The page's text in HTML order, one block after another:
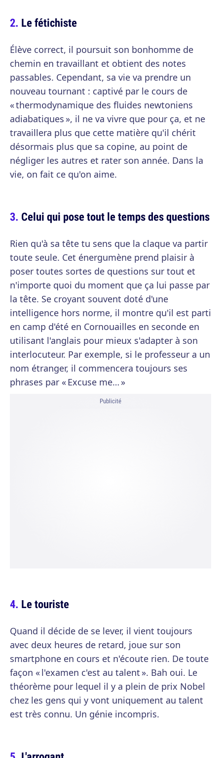
Le fétichiste
Élève correct, il poursuit son bonhomme de
chemin en travaillant et obtient des notes
passables. Cependant, sa vie va prendre un
nouveau tournant : captivé par le cours de
« thermodynamique des fluides newtoniens
adiabatiques », il ne va vivre que pour ça, et ne
travaillera plus que cette matière qu'il chérit
désormais plus que sa copine, au point de
négliger les autres et rater son année. Dans la
vie, on fait ce qu'on aime.
Celui qui pose tout le temps des questions
Rien qu'à sa tête tu sens que la claque va partir
toute seule. Cet énergumène prend plaisir à
poser toutes sortes de questions sur tout et
n'importe quoi du moment que ça lui passe par
la tête. Se croyant souvent doté d'une
intelligence hors norme, il montre qu'il est parti
en camp d'été en Cornouailles en seconde en
utilisant l'anglais pour mieux s'adapter à son
interlocuteur. Par exemple, si le professeur a un
nom étranger, il commencera toujours ses
phrases par « Excuse me… »
Publicité
Le touriste
Quand il décide de se lever, il vient toujours
avec deux heures de retard, joue sur son
smartphone en cours et n'écoute rien. De toute
façon « l'examen c'est au talent ». Bah oui. Le
théorème pour lequel il y a plein de prix Nobel
chez les gens qui y vont uniquement au talent
est très connu. Un génie incompris.